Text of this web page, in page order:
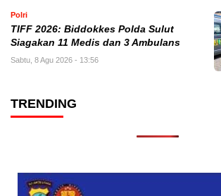
Polri
TIFF 2026: Biddokkes Polda Sulut
Siagakan 11 Medis dan 3 Ambulans
Sabtu, 8 Agu 2026 - 13:56
TRENDING